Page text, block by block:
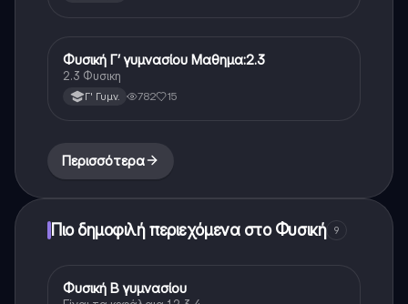
Φυσική
Φυσική Γ’ γυμνασίου Μαθημα:2.3
2.3 Φυσικη
Γ' Γυμν. 782 15
Περισσότερα
Πιο δημοφιλή περιεχόμενα στο Φυσική 9
Φυσική
Φυσική Β γυμνασίου